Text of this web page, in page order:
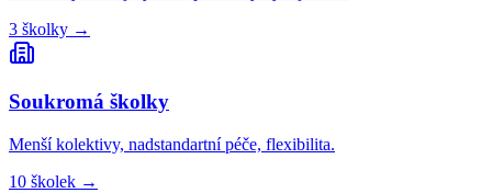
3 školky →
Soukromá školky
Menší kolektivy, nadstandartní péče, flexibilita.
10 školek →